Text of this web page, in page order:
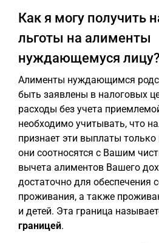
Как я могу получить
льготы на алименты
нуждающемуся лицу?
Алименты нуждающимся
быть заявлены в налоговых
расходы без учета
необходимо учитывать, что
признает эти выплаты только
они соотносятся с Вашим
вычета алиментов Вашего
достаточно для обеспечения
проживания, а также
и детей. Эта граница
границей.